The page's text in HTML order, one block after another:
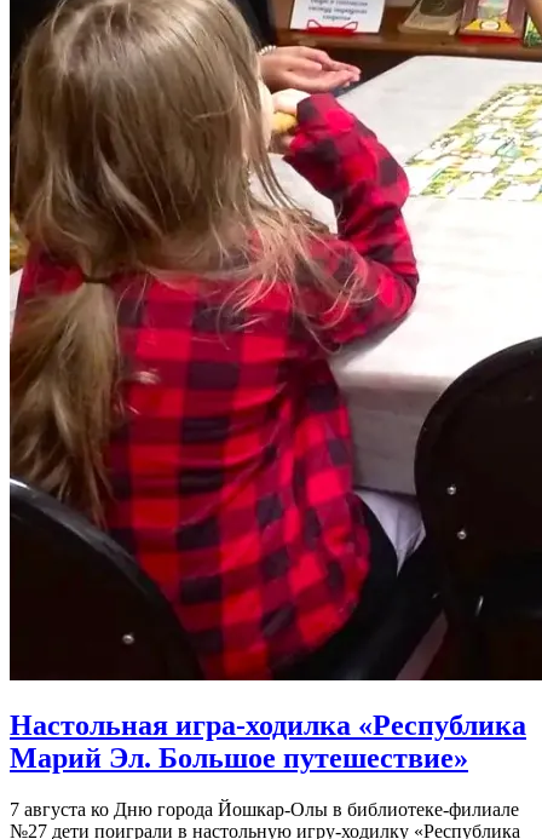
Настольная игра-ходилка «Республика
Марий Эл. Большое путешествие»
7 августа ко Дню города Йошкар-Олы в библиотеке-филиале
№27 дети поиграли в настольную игру-ходилку «Республика